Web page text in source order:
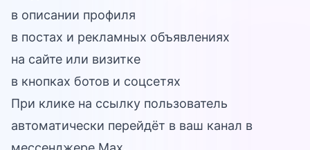
в описании профиля
в постах и рекламных объявлениях
на сайте или визитке
в кнопках ботов и соцсетях
При клике на ссылку пользователь
автоматически перейдёт в ваш канал в